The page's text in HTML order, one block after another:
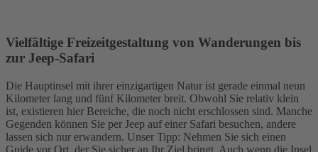
Vielfältige Freizeitgestaltung von Wanderungen bis
zur Jeep-Safari
Die Hauptinsel mit ihrer einzigartigen Natur ist gerade einmal neun
Kilometer lang und fünf Kilometer breit. Obwohl Sie relativ klein
ist, existieren hier Bereiche, die noch nicht erschlossen sind. Manche
Gegenden können Sie per Jeep auf einer Safari besuchen, andere
lassen sich nur erwandern. Unser Tipp: Nehmen Sie sich einen
Guide vor Ort, der Sie sicher an Ihr Ziel bringt. Auch wenn die Insel